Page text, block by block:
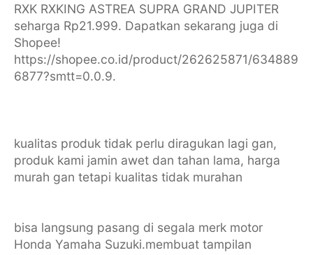
RXK RXKING ASTREA SUPRA GRAND JUPITER
seharga Rp21.999. Dapatkan sekarang juga di
Shopee!
https://shopee.co.id/product/262625871/634889
6877?smtt=0.0.9.
kualitas produk tidak perlu diragukan lagi gan,
produk kami jamin awet dan tahan lama, harga
murah gan tetapi kualitas tidak murahan
bisa langsung pasang di segala merk motor
Honda Yamaha Suzuki.membuat tampilan